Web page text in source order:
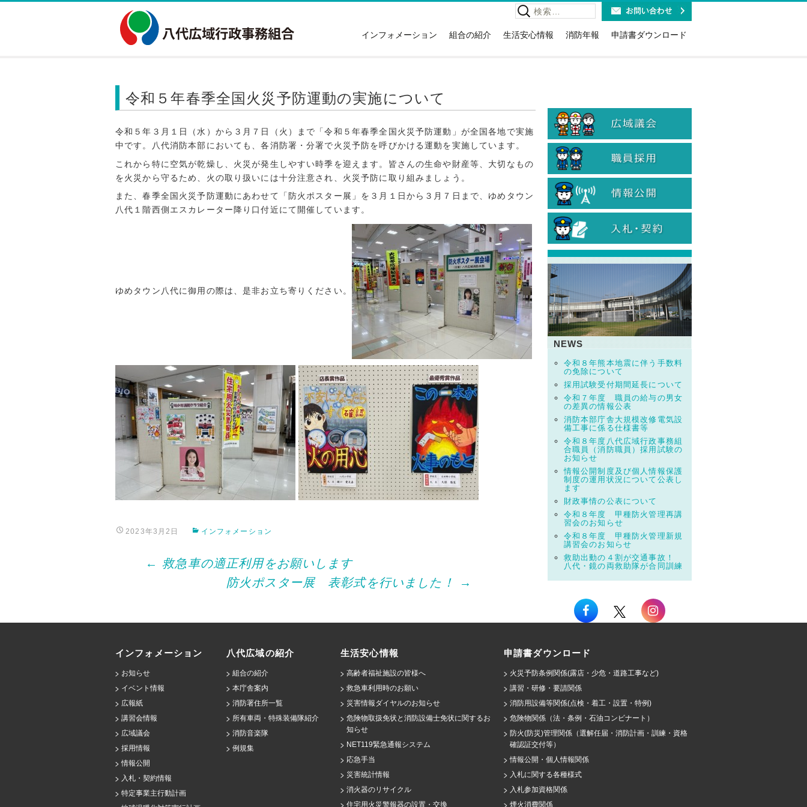
インフォメーション
講習会情報
採用情報
情報公開
入札・契約情報
地球温暖化対策実行計画
組合の紹介
例規集
生活安心情報
関するお知らせ
NET119緊急通報システム
応急手当
災害統計情報
消火器のリサイクル
住宅用火災警報器の設置・交換
ホテル・旅館等に対する表示制度
ガソリン等の適切な取扱について
違反対象物の公表制度
訪日外国人のための救急車利用ガイ
ド
消防年報 申請書ダウンロード
危険物関係（法・条例・石油コンビ
計画・訓練・資格確認証交付等）
情報公開・個人情報関係
入札に関する各種様式
入札参加資格関係
煙火消費関係
患者等搬送事業者関係
検
索:
令和５年春季全国火災予防運動の実施について
令和５年３月１日（水）から３月７日（火）まで「令和５年春季全国火災予防運動」が全国各地で実施
中です。八代消防本部においても、各消防署・分署で火災予防を呼びかける運動を実施しています。
これから特に空気が乾燥し、火災が発生しやすい時季を迎えます。皆さんの生命や財産等、大切なもの
を火災から守るため、火の取り扱いには十分注意され、火災予防に取り組みましょう。
また、春季全国火災予防運動にあわせて「防火ポスター展」を３月１日から３月７日まで、ゆめタウン
八代１階西側エスカレーター降り口付近にて開催しています。
ゆめタウン八代に御用の際は、是非お立ち寄りください。
2023年3月2日 インフォメーション
← 救急車の適正利用をお願いします
防火ポスター展 表彰式を行いました！
→
NEWS
令和８年熊本地震に伴う手数料
の免除について
採用試験受付期間延長について
令和７年度 職員の給与の男女
の差異の情報公表
消防本部庁舎大規模改修電気設
備工事に係る仕様書等
令和８年度八代広域行政事務組
合職員（消防職員）採用試験の
お知らせ
情報公開制度及び個人情報保護
制度の運用状況について公表し
ます
財政事情の公表について
令和８年度 甲種防火管理再講
習会のお知らせ
令和８年度 甲種防火管理新規
講習会のお知らせ
救助出動の４割が交通事故！
八代・鏡の両救助隊が合同訓練
インフォメーション
お知らせ
イベント情報
広報紙
講習会情報
広域議会
採用情報
情報公開
入札・契約情報
特定事業主行動計画
八代広域の紹介
組合の紹介
本庁舎案内
消防署住所一覧
所有車両・特殊装備隊紹介
消防音楽隊
例規集
生活安心情報
高齢者福祉施設の皆様へ
救急車利用時のお願い
災害情報ダイヤルのお知らせ
危険物取扱免状と消防設備士免状に関するお
知らせ
NET119緊急通報システム
応急手当
災害統計情報
消火器のリサイクル
住宅用火災警報器の設置・交換
申請書ダウンロード
火災予防条例関係(露店・少危・道路工事など)
講習・研修・要請関係
消防用設備等関係(点検・着工・設置・特例)
危険物関係（法・条例・石油コンビナート）
防火(防災)管理関係（選解任届・消防計画・訓練・資格
確認証交付等）
情報公開・個人情報関係
入札に関する各種様式
入札参加資格関係
煙火消費関係